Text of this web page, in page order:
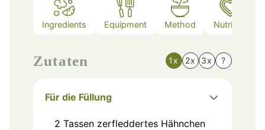
Ingredients Equipment Method Nutrition
Zutaten 1x 2x 3x ?
Für die Füllung
2 Tassen zerfleddertes Hähnchen